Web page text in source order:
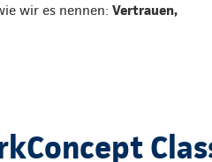
wir es nennen: Vertrauen,